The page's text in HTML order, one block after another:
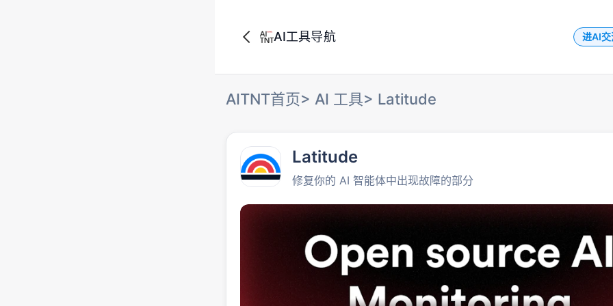
AI工具导航 进AI交
AITNT首页> AI 工具> Latitude
Latitude
修复你的 AI 智能体中出现故障的部分